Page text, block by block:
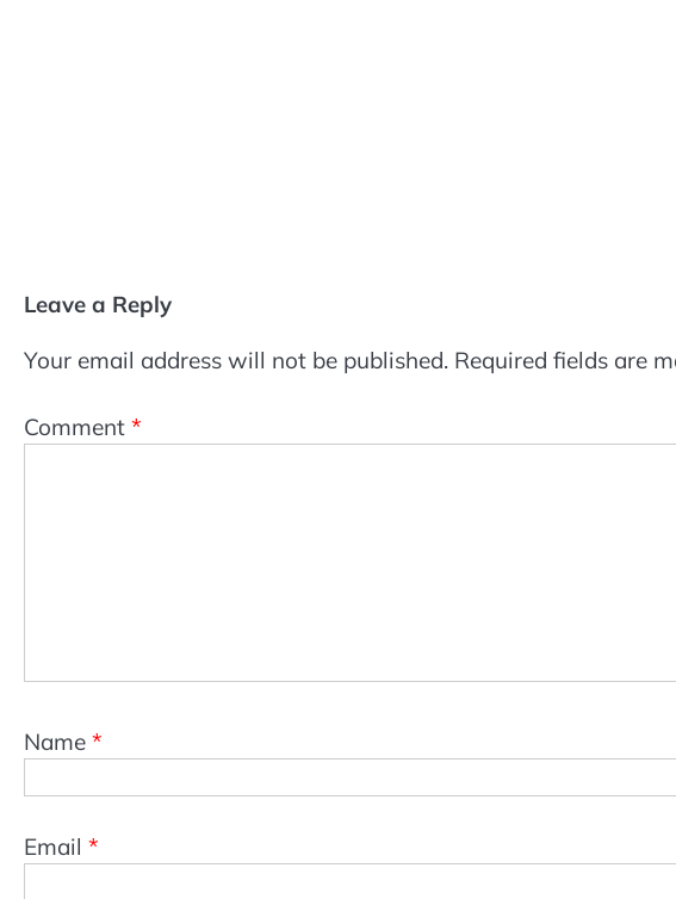
Leave a Reply
Your email address will not be published. Required fields are
Comment *
Name *
Email *